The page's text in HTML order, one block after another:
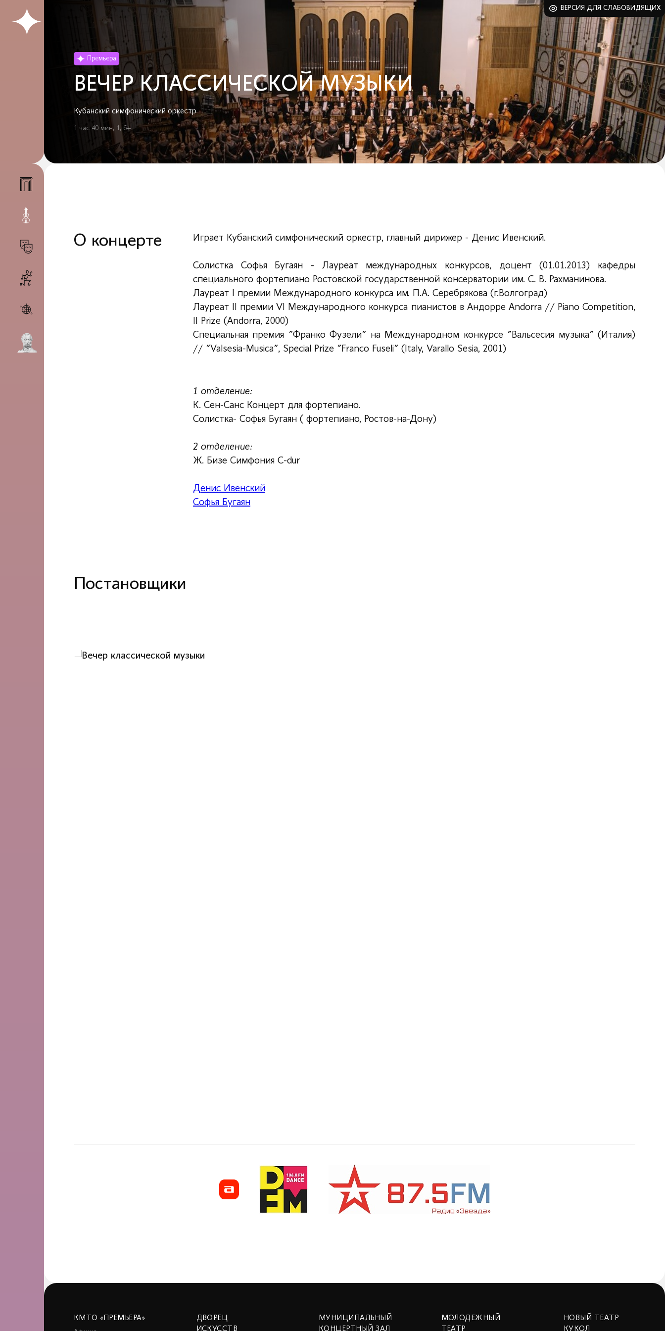
ВЕРСИЯ ДЛЯ СЛАБОВИДЯЩИХ
Премьера
ВЕЧЕР КЛАССИЧЕСКОЙ МУЗЫКИ
Кубанский симфонический оркестр
1 час 40 мин, 1, 6+
О концерте Играет Кубанский симфонический оркестр, главный дирижер - Денис Ивенский.
Солистка Софья Бугаян - Лауреат международных конкурсов, доцент (01.01.2013) кафедры
специального фортепиано Ростовской государственной консерватории им. С. В. Рахманинова.
Лауреат I премии Международного конкурса им. П.А. Серебрякова (г.Волгоград)
Лауреат II премии VI Международного конкурса пианистов в Андорре Andorra // Piano Competition,
II Prize (Andorra, 2000)
Специальная премия "Франко Фузели" на Международном конкурсе "Вальсесия музыка" (Италия)
// "Valsesia-Musica", Special Prize "Franco Fuseli" (Italy, Varallo Sesia, 2001)
1 отделение:
К. Сен-Санс Концерт для фортепиано.
Солистка- Софья Бугаян ( фортепиано, Ростов-на-Дону)
2 отделение:
Ж. Бизе Симфония C-dur
Денис Ивенский
Софья Бугаян
Постановщики
КМТО «ПРЕМЬЕРА»
ДВОРЕЦ
ИСКУССТВ
МУНИЦИПАЛЬНЫЙ
КОНЦЕРТНЫЙ ЗАЛ
МОЛОДЕЖНЫЙ
ТЕАТР
НОВЫЙ ТЕАТР
КУКОЛ